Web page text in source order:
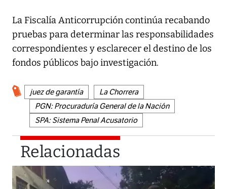
La Fiscalía Anticorrupción continúa recabando
pruebas para determinar las responsabilidades
correspondientes y esclarecer el destino de los
fondos públicos bajo investigación.
juez de garantía
La Chorrera
PGN: Procuraduría General de la Nación
SPA: Sistema Penal Acusatorio
Relacionadas